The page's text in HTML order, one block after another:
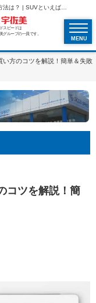
中古車の探し方・買い方のコツを解説！簡単＆失敗しない方法は？ | SUVといえばグッドスピードGOOD SPEED
スピードは
グループの一員です。
MENU
い方のコツを解説！簡単＆失敗
コツを解説！簡